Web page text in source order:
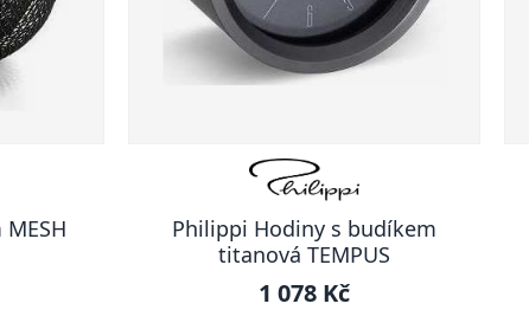
Philippi Hodiny s budíkem
titanová TEMPUS
1 078 Kč